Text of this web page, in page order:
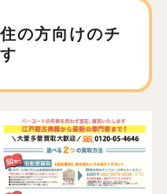
の方向けのチ